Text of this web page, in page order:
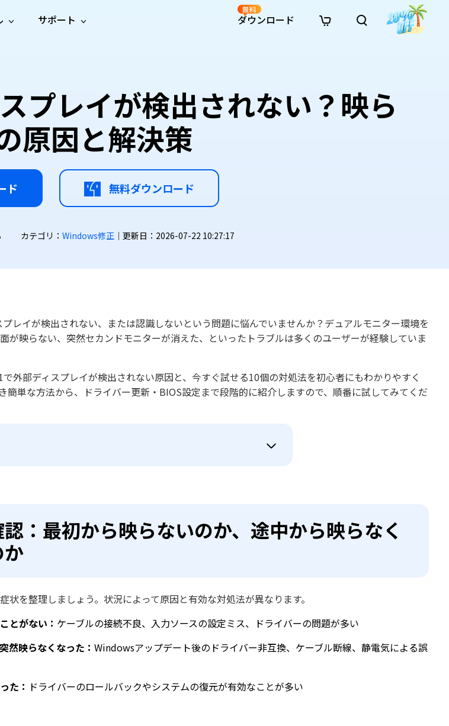
LINE データ復元
LINEのデータを復元
· USBデータ復元
· ゴミ箱復元
· ファイル復元
· エクセル復元
· 写真復元
· 動画復元
写真修
復
メント
修復
動画高
画質化
AI
写真高
画質化
AI
オンライン写真修復
オンラインファイル修復
オンライン音声修復
· シネマ風AI画像プロンプト
· アニメ実写化プロンプト
WindowsのDLLエラーを修復
破損したPST/OSTファイルを修復
· ハードディスクをクローン
· 重複検索（Mac）
· Cドライブを拡張
· ディスク容量を解放
· MBRをGPTに変換
· Macストレージを整理
サポート ダウンロード
無料
プレイが検出されない？映ら
原因と解決策
ド 無料ダウンロード
カテゴリ： Windows修正 ｜更新日：2026-07-22 10:27:17
レイが検出されない、または認識しないという問題に悩んでいませんか？デュアルモニター環境を
が映らない、突然セカンドモニターが消えた、といったトラブルは多くのユーザーが経験していま
外部ディスプレイが検出されない原因と、今すぐ試せる10個の対処法を初心者にもわかりやすく
簡単な方法から、ドライバー更新・BIOS設定まで段階的に紹介しますので、順番に試してみてくだ
：最初から映らないのか、途中から映らなく
状を整理しましょう。状況によって原因と有効な対処法が異なります。
とがない： ケーブルの接続不良、入力ソースの設定ミス、ドライバーの問題が多い
然映らなくなった： Windowsアップデート後のドライバー非互換、ケーブル断線、静電気による誤
た： ドライバーのロールバックやシステムの復元が有効なことが多い